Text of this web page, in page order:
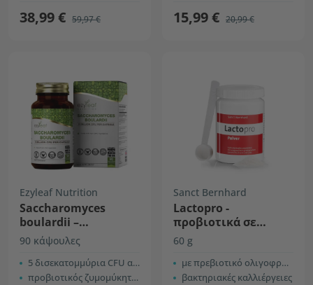
38,99 € 59,97 € 15,99 € 20,99 €
Ezyleaf Nutrition
Saccharomyces
boulardii –
μικροβιακή
καλλιέργεια
90 κάψουλες
5 δισεκατομμύρια CFU ανά κάψουλα
προβιοτικός ζυμομύκητας
Sanct Bernhard
Lactopro -
προβιοτικά σε
σκόνη
60 g
με πρεβιοτικό ολιγοφρουκτόζη
βακτηριακές καλλιέργειες